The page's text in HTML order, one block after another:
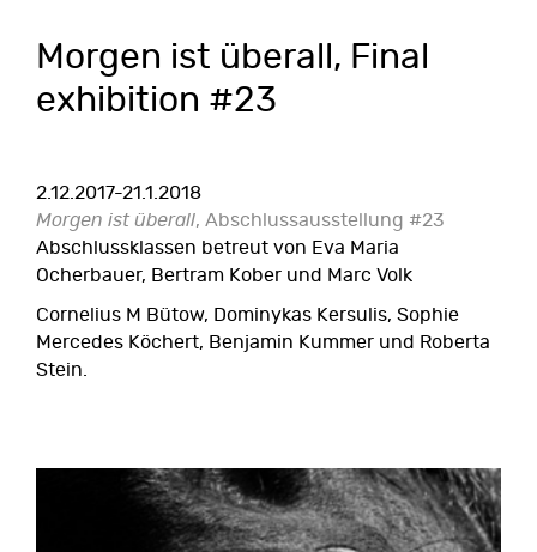
Morgen ist überall, Final
exhibition #23
2.12.2017-21.1.2018
Morgen ist überall, Abschlussausstellung #23
Abschlussklassen betreut von Eva Maria
Ocherbauer, Bertram Kober und Marc Volk
Cornelius M Bütow, Dominykas Kersulis, Sophie
Mercedes Köchert, Benjamin Kummer und Roberta
Stein.